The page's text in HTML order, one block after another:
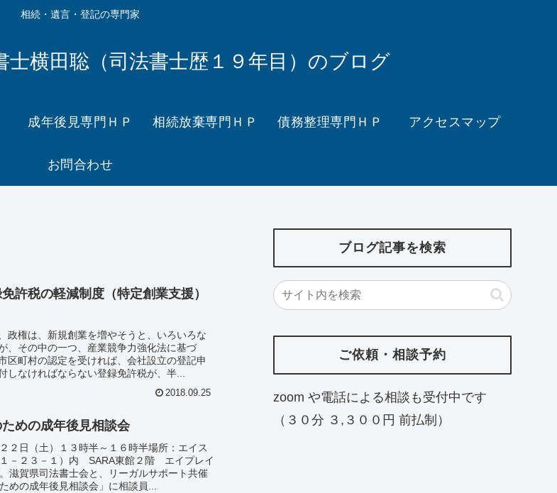
相続・遺言・登記の専門家
士横田聡（司法書士歴１９年目）のブログ
成年後見専門ＨＰ 相続放棄専門ＨＰ 債務整理専門ＨＰ アクセスマップ
お問合わせ
許税の軽減制度（特定創業支援）
政権は、新規創業を増やそうと、いろいろな
、その中の一つ、産業競争力強化法に基づ
区町村の認定を受ければ、会社設立の登記申
しなければならない登録免許税が、半...
2018.09.25
めの成年後見相談会
２日（土）１３時半～１６時半場所：エイス
－２３－１）内 SARA東館２階 エイプレイ
滋賀県司法書士会と、リーガルサポート共催
めの成年後見相談会」に相談員...
ブログ記事を検索
ご依頼・相談予約
zoom や電話による相談も受付中です
（３０分 ３,３００円 前払制）